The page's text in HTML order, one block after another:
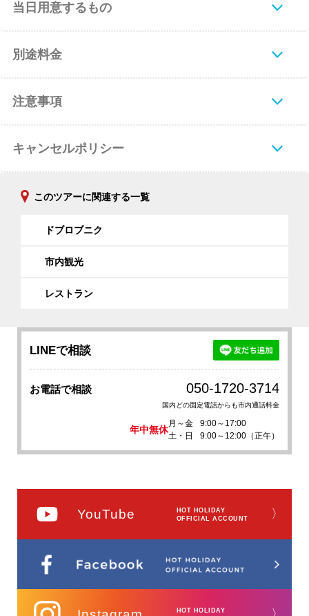
当日用意するもの
別途料金
注意事項
キャンセルポリシー
このツアーに関連する一覧
ドブロブニク
市内観光
レストラン
LINEで相談
お電話で相談 050-1720-3714
国内どの固定電話からも市内通話料金
年中無休
月～金
9:00～17:00
土・日
9:00～12:00（正午）
YouTube
HOT HOLIDAY
OFFICIAL ACCOUNT
〉
HOT HOLIDAY